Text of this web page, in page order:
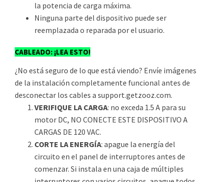
la potencia de carga máxima.
Ninguna parte del dispositivo puede ser
reemplazada o reparada por el usuario.
CABLEADO: ¡LEA ESTO!
¿No está seguro de lo que está viendo? Envíe imágenes
de la instalación completamente funcional antes de
desconectar los cables a support.getzooz.com.
VERIFIQUE LA CARGA: no exceda 1.5 A para su
motor DC, NO CONECTE ESTE DISPOSITIVO A
CARGAS DE 120 VAC.
CORTE LA ENERGÍA: apague la energía del
circuito en el panel de interruptores antes de
comenzar. Si instala en una caja de múltiples